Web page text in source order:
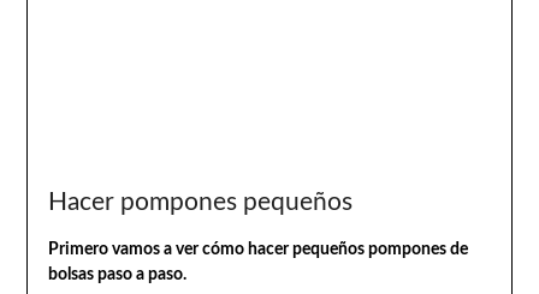
Hacer pompones pequeños
Primero vamos a ver cómo hacer pequeños pompones de
bolsas paso a paso.